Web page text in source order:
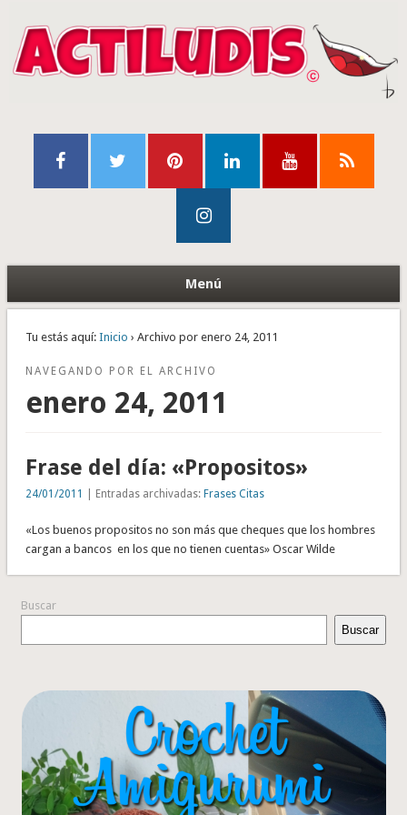
Menú
Tu estás aquí: Inicio › Archivo por enero 24, 2011
NAVEGANDO POR EL ARCHIVO
enero 24, 2011
Frase del día: «Propositos»
24/01/2011 | Entradas archivadas: Frases Citas
«Los buenos propositos no son más que cheques que los hombres
cargan a bancos en los que no tienen cuentas» Oscar Wilde
Buscar
Buscar